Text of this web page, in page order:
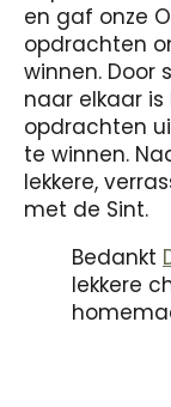
en gaf onze
opdrachten
winnen. Door
naar elkaar
opdrachten
te winnen.
lekkere,
met de Sint.
Bedankt
lekkere